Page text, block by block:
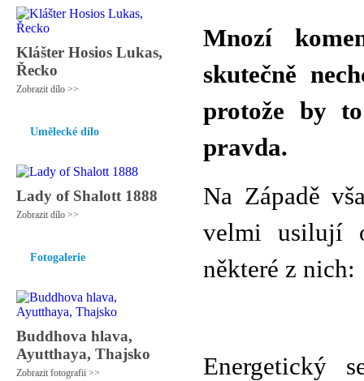
Klášter Hosios Lukas,
Řecko
Zobrazit dílo >>
Umělecké dílo
Lady of Shalott 1888
Zobrazit dílo >>
Fotogalerie
Buddhova hlava,
Ayutthaya, Thajsko
Zobrazit fotografii >>
Mnozí
skutečně
protože by
pravda.
Na Západě
velmi usilují
některé z nich:
Energetický